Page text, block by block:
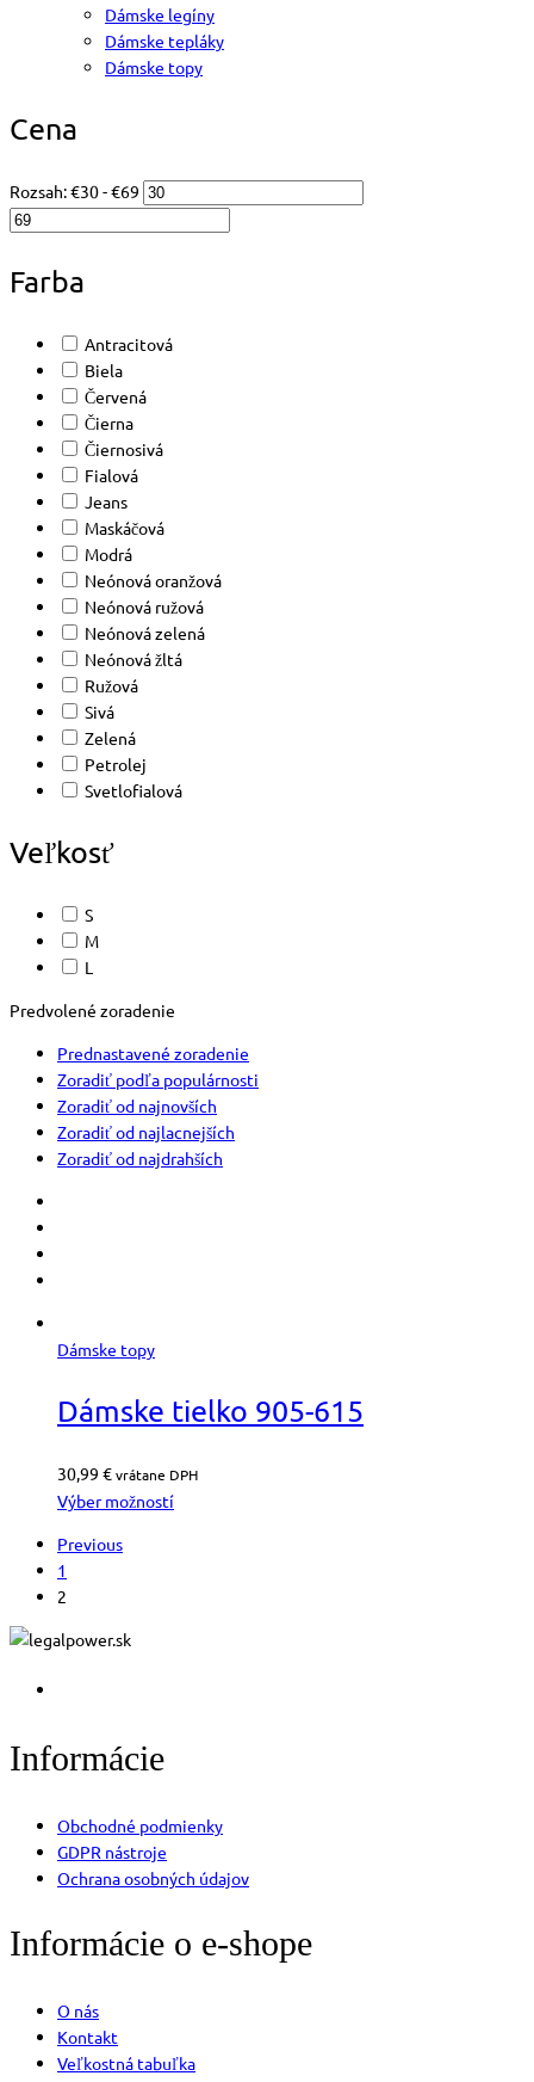
Dámske legíny
Dámske tepláky
Dámske topy
Cena
Rozsah:€30- €69
Farba
Antracitová
Biela
Červená
Čierna
Čiernosivá
Fialová
Jeans
Maskáčová
Modrá
Neónová oranžová
Neónová ružová
Neónová zelená
Neónová žltá
Ružová
Sivá
Zelená
Petrolej
Svetlofialová
Veľkosť
S
M
L
Predvolené zoradenie
Prednastavené zoradenie
Zoradiť podľa populárnosti
Zoradiť od najnovších
Zoradiť od najlacnejších
Zoradiť od najdrahších
Dámske topy
Dámske tielko 905-615
30,99 €vrátane DPH
Výber možností
Previous
1
2
Informácie
Obchodné podmienky
GDPR nástroje
Ochrana osobných údajov
Informácie o e-shope
O nás
Kontakt
Veľkostná tabuľka